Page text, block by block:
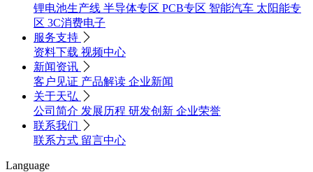
锂电池生产线 半导体专区 PCB专区 智能汽车 太阳能专
区 3C消费电子
服务支持 
资料下载 视频中心
新闻资讯 
客户见证 产品解读 企业新闻
关于天弘

公司简介 发展历程 研发创新 企业荣誉
联系我们

联系方式 留言中心
Language